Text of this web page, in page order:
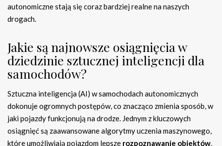
autonomiczne stają się coraz bardziej realne na naszych
drogach.
Jakie są najnowsze osiągnięcia w
dziedzinie sztucznej inteligencji dla
samochodów?
Sztuczna inteligencja (AI) w samochodach autonomicznych
dokonuje ogromnych postępów, co znacząco zmienia sposób, w
jaki pojazdy funkcjonują na drodze. Jednym z kluczowych
osiągnięć są zaawansowane algorytmy uczenia maszynowego,
które umożliwiają pojazdom lepsze rozpoznawanie obiektów.